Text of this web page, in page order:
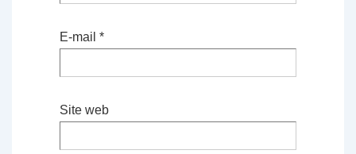
E-mail *
Site web